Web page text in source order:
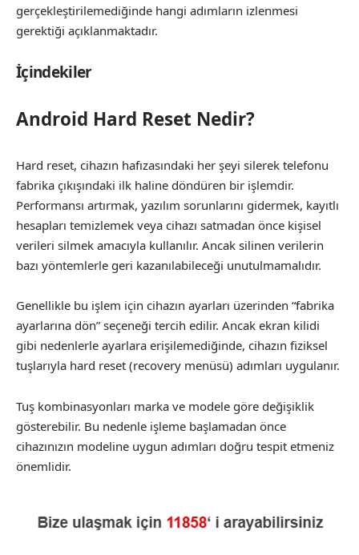
gerçekleştirilemediğinde hangi adımların izlenmesi
gerektiği açıklanmaktadır.
İçindekiler
Android Hard Reset Nedir?
Hard reset, cihazın hafızasındaki her şeyi silerek telefonu
fabrika çıkışındaki ilk haline döndüren bir işlemdir.
Performansı artırmak, yazılım sorunlarını gidermek, kayıtlı
hesapları temizlemek veya cihazı satmadan önce kişisel
verileri silmek amacıyla kullanılır. Ancak silinen verilerin
bazı yöntemlerle geri kazanılabileceği unutulmamalıdır.
Genellikle bu işlem için cihazın ayarları üzerinden “fabrika
ayarlarına dön” seçeneği tercih edilir. Ancak ekran kilidi
gibi nedenlerle ayarlara erişilemediğinde, cihazın fiziksel
tuşlarıyla hard reset (recovery menüsü) adımları uygulanır.
Tuş kombinasyonları marka ve modele göre değişiklik
gösterebilir. Bu nedenle işleme başlamadan önce
cihazınızın modeline uygun adımları doğru tespit etmeniz
önemlidir.